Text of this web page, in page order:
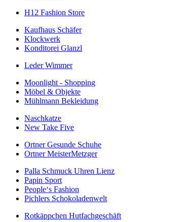
H12 Fashion Store
Kaufhaus Schäfer
Klockwerk
Konditorei Glanzl
Leder Wimmer
Moonlight - Shopping
Möbel & Objekte
Mühlmann Bekleidung
Naschkatze
New Take Five
Ortner Gesunde Schuhe
Ortner MeisterMetzger
Palla Schmuck Uhren Lienz
Papin Sport
People‘s Fashion
Pichlers Schokoladenwelt
Rotkäppchen Hutfachgeschäft